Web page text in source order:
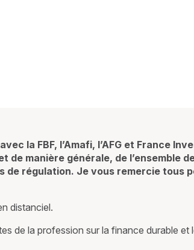
la FBF, l’Amafi, l’AFG et France
de manière générale, de l’ensemble
régulation. Je vous remercie tous
distanciel.
de la profession sur la finance durable et